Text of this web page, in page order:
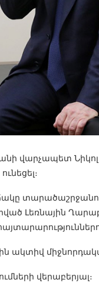
վարչապետ
Լեռնային
ակտիվ
վերաբերյալ։